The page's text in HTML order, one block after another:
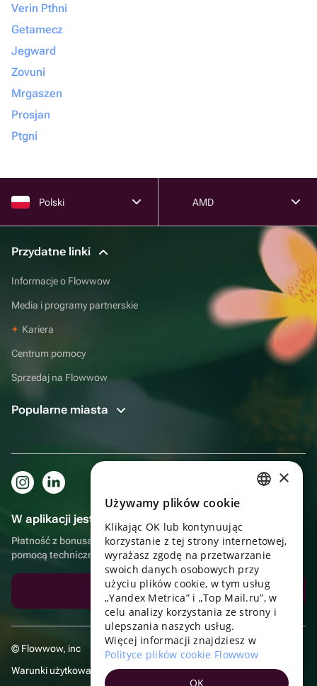
Verin Pthni
Getamecz
Jegward
Zovuni
Mrgaszen
Prosjan
Ptgni
Polski AMD
Przydatne linki
Informacje o Flowwow
Media i programy partnerskie
Kariera
Centrum pomocy
Sprzedaj na Flowwow
Popularne miasta
W aplikacji jest to jeszcze wygodniejsze!
Płatność z bonusami, samodzielna dostawa, wygodny czat z
pomocą techniczną
Pobierz aplikację
© Flowwow, inc
Warunki użytkowania
UKRAINIAN
PORTUGUESE
SPANISH
×
Używamy plików cookie
Klikając OK lub kontynuując
korzystanie z tej strony internetowej,
wyrażasz zgodę na przetwarzanie
swoich danych osobowych przy
użyciu plików cookie, w tym usług
„Yandex Metrica” i „Top Mail.ru”, w
celu analizy korzystania ze strony i
ulepszania naszych usług.
Więcej informacji znajdziesz w
Polityce plików cookie Flowwow
OK